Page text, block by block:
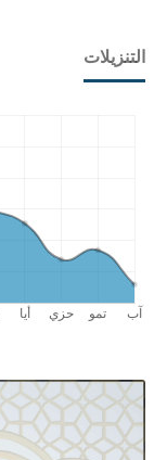
التنزيلات